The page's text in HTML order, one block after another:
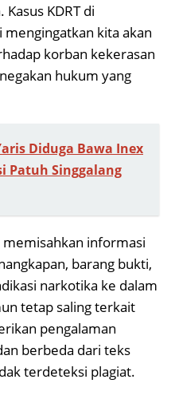
KDRT di
mengingatkan kita akan
korban kekerasan
hukum yang
Diduga Bawa Inex
Patuh Singgalang
memisahkan informasi
barang bukti,
narkotika ke dalam
tetap saling terkait
pengalaman
berbeda dari teks
terdeteksi plagiat.